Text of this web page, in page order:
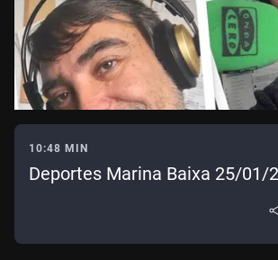
10:48 MIN
Deportes Marina Baixa 25/01/